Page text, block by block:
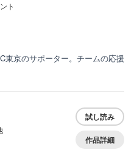
ト
東京のサポーター。チームの応援
試し読み
作品詳細